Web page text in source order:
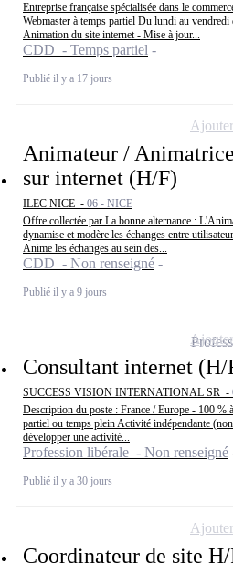
Entreprise française spécialisée dans le
Webmaster à temps partiel Du lundi au
Animation du site internet - Mise à jour...
CDD - Temps partiel
Publié il y a 17 jours
Animateur /
sur internet (H/F)
ILEC NICE - 06 - NICE
Offre collectée par La bonne alternance :
dynamise et modère les échanges entre
Anime les échanges au sein des...
CDD - Non renseigné
Publié il y a 9 jours
Consultant internet (H/
SUCCESS VISION INTERNATIONAL SR -
Description du poste : France / Europe - 100 %
partiel ou temps plein Activité indépendante
développer une activité...
Profession libérale - Non renseigné
Publié il y a 30 jours
Coordinateur de site